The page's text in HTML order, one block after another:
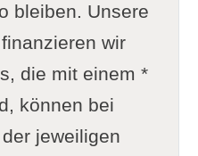
bleiben. Unsere
wir
die mit einem *
können bei
jeweiligen